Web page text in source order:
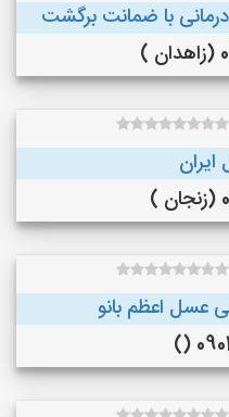
با ضمانت برگشت
)
)
عسل اعظم بانو